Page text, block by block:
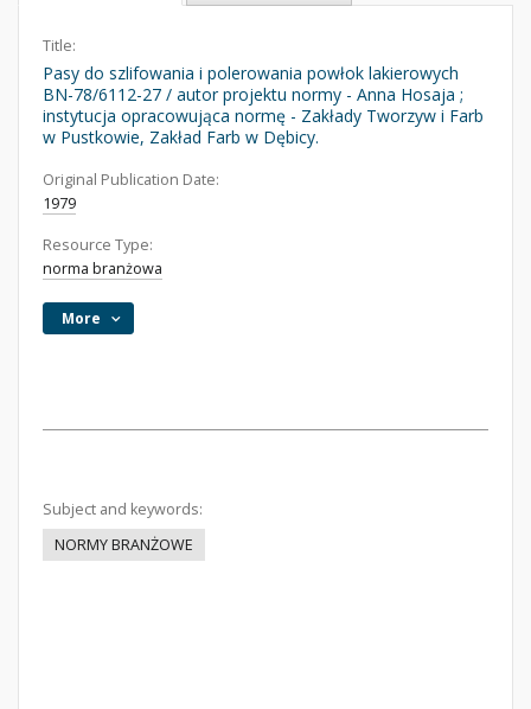
Title:
Pasy do szlifowania i polerowania powłok lakierowych
BN-78/6112-27 / autor projektu normy - Anna Hosaja ;
instytucja opracowująca normę - Zakłady Tworzyw i Farb
w Pustkowie, Zakład Farb w Dębicy.
Original Publication Date:
1979
Resource Type:
norma branżowa
More
Subject and keywords:
NORMY BRANŻOWE